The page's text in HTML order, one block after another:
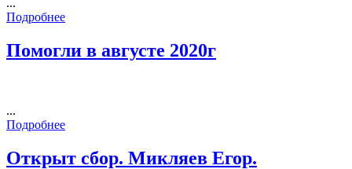
Подробнее
Помогли в августе 2020г
...
Подробнее
Открыт сбор. Микляев Егор.